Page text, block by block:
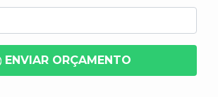
ENVIAR ORÇAMENTO